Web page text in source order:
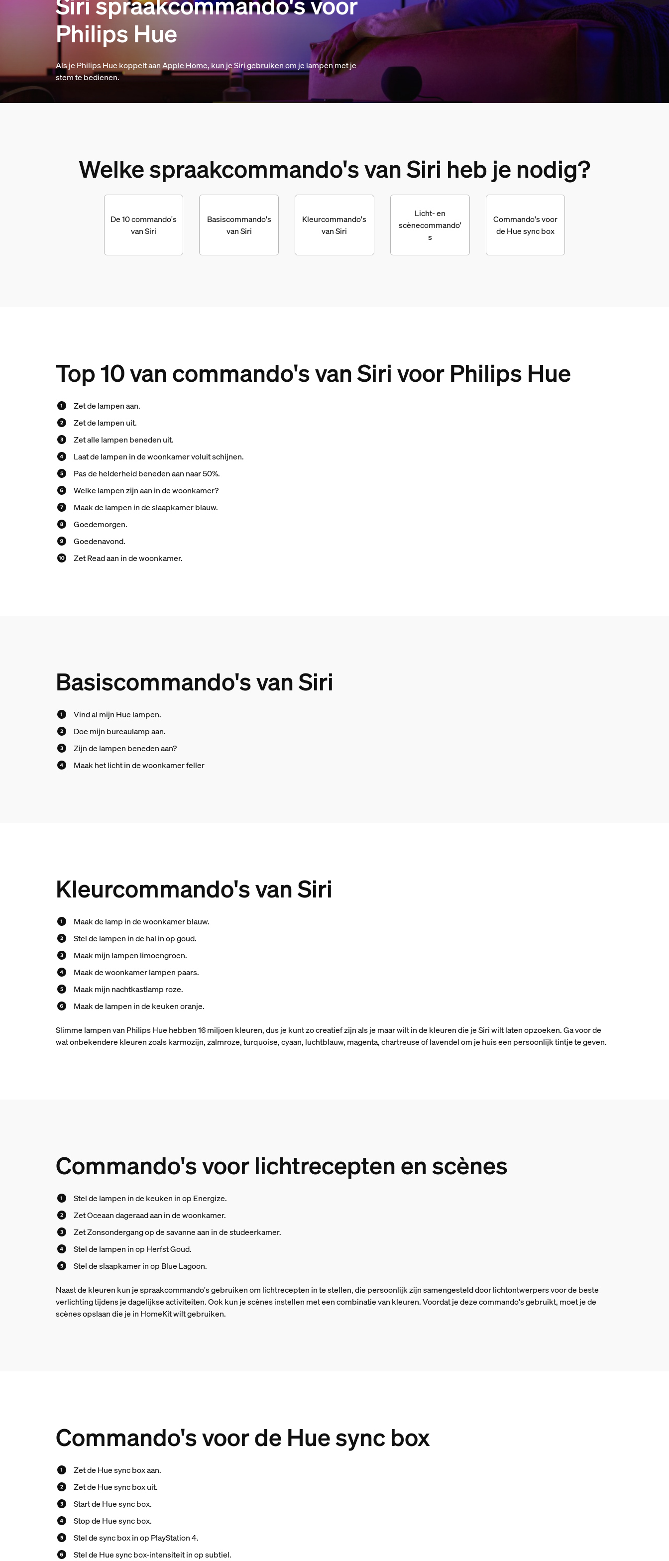
Philips Hue
Als je Philips Hue koppelt aan Apple Home, kun je Siri gebruiken om je lampen met je
stem te bedienen.
Welke spraakcommando's van Siri heb je nodig?
De 10 commando's
van Siri
Basiscommando's
van Siri
Kleurcommando's
van Siri
Licht- en
scènecommando'
s
Commando's voor
de Hue sync box
Top 10 van commando's van Siri voor Philips Hue
Zet de lampen aan.
Zet de lampen uit.
Zet alle lampen beneden uit.
Laat de lampen in de woonkamer voluit schijnen.
Pas de helderheid beneden aan naar 50%.
Welke lampen zijn aan in de woonkamer?
Maak de lampen in de slaapkamer blauw.
Goedemorgen.
Goedenavond.
Zet Read aan in de woonkamer.
Basiscommando's van Siri
Vind al mijn Hue lampen.
Doe mijn bureaulamp aan.
Zijn de lampen beneden aan?
Maak het licht in de woonkamer feller
Kleurcommando's van Siri
Maak de lamp in de woonkamer blauw.
Stel de lampen in de hal in op goud.
Maak mijn lampen limoengroen.
Maak de woonkamer lampen paars.
Maak mijn nachtkastlamp roze.
Maak de lampen in de keuken oranje.
Slimme lampen van Philips Hue hebben 16 miljoen kleuren, dus je kunt zo creatief zijn als je maar wilt in de kleuren die je Siri wilt laten opzoeken. Ga voor de
wat onbekendere kleuren zoals karmozijn, zalmroze, turquoise, cyaan, luchtblauw, magenta, chartreuse of lavendel om je huis een persoonlijk tintje te geven.
Commando's voor lichtrecepten en scènes
Stel de lampen in de keuken in op Energize.
Zet Oceaan dageraad aan in de woonkamer.
Zet Zonsondergang op de savanne aan in de studeerkamer.
Stel de lampen in op Herfst Goud.
Stel de slaapkamer in op Blue Lagoon.
Naast de kleuren kun je spraakcommando's gebruiken om lichtrecepten in te stellen, die persoonlijk zijn samengesteld door lichtontwerpers voor de beste
verlichting tijdens je dagelijkse activiteiten. Ook kun je scènes instellen met een combinatie van kleuren. Voordat je deze commando's gebruikt, moet je de
scènes opslaan die je in HomeKit wilt gebruiken.
Commando's voor de Hue sync box
Zet de Hue sync box aan.
Zet de Hue sync box uit.
Start de Hue sync box.
Stop de Hue sync box.
Stel de sync box in op PlayStation 4.
Stel de Hue sync box-intensiteit in op subtiel.